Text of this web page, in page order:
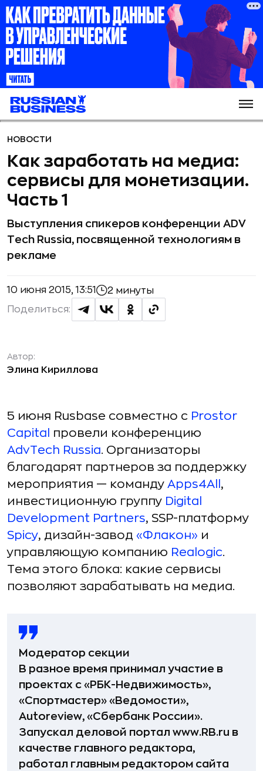
НОВОСТИ
Как заработать на медиа:
сервисы для монетизации.
Часть 1
Выступления спикеров конференции ADV
Tech Russia, посвященной технологиям в
рекламе
10 июня 2015, 13:51 2 минуты
Поделиться:
Автор:
Элина Кириллова
5 июня Rusbase совместно с Prostor
Capital
провели конференцию
AdvTech Russia. Организаторы
благодарят партнеров за поддержку
мероприятия — команду Apps4All ,
инвестиционную группу Digital
Development Partners, SSP-платформу
Spicy, дизайн-завод «Флакон» и
управляющую компанию Realogic.
Тема этого блока: какие сервисы
позволяют зарабатывать на медиа.
Модератор секции
В разное время принимал участие в
проектах с «РБК-Недвижимость»,
«Спортмастер» «Ведомости»,
Autoreview, «Сбербанк России».
Запускал деловой портал www.RB.ru в
качестве главного редактора,
работал главным редактором сайта